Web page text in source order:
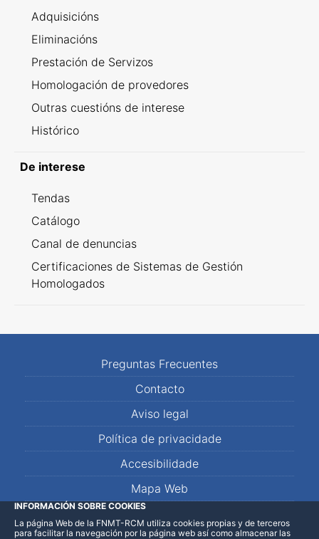
Adquisicións
Eliminacións
Prestación de Servizos
Homologación de provedores
Outras cuestións de interese
Histórico
De interese
Tendas
Catálogo
Canal de denuncias
Certificaciones de Sistemas de Gestión
Homologados
Preguntas Frecuentes
Contacto
Aviso legal
Política de privacidade
Accesibilidade
Mapa Web
LinkedInFacebookWhatsApp
INFORMACIÓN SOBRE COOKIES
La página Web de la FNMT-RCM utiliza cookies propias y de terceros
para facilitar la navegación por la página web así como almacenar las